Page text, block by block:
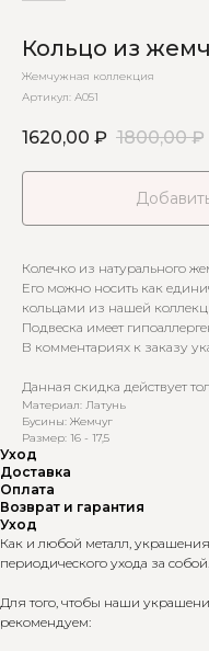
Кольцо из
Жемчужная коллекция
Артикул: А051
1620,00 ₽ 1800,00 ₽
Колечко из натурального
Его можно носить как
кольцами из нашей
Подвеска имеет
В комментариях к заказу
Данная скидка действует
Материал: Латунь
Бусины: Жемчуг
Размер: 16 - 17,5
Уход
Доставка
Оплата
Возврат и гарантия
Уход
Как и любой металл,
периодического ухода за собой.
Для того, чтобы наши
рекомендуем: